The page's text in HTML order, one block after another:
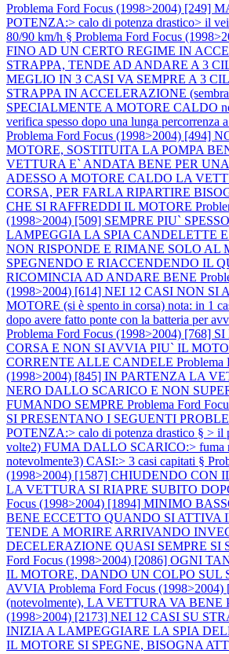
Problema Ford Focus (1998>2004) [249]
POTENZA:> calo di potenza drastico> il
80/90 km/h § Problema Ford Focus
FINO AD UN CERTO REGIME IN
STRAPPA, TENDE AD ANDARE A 3
MEGLIO IN 3 CASI VA SEMPRE A 3
STRAPPA IN ACCELERAZIONE
SPECIALMENTE A MOTORE CALDO
verifica spesso dopo una lunga percorrenza
Problema Ford Focus (1998>2004) [494]
MOTORE, SOSTITUITA LA POMPA
VETTURA E` ANDATA BENE PER
ADESSO A MOTORE CALDO LA
CORSA, PER FARLA RIPARTIRE
CHE SI RAFFREDDI IL MOTORE
(1998>2004) [509] SEMPRE PIU`
LAMPEGGIA LA SPIA CANDELETTE
NON RISPONDE E RIMANE SOLO AL
SPEGNENDO E RIACCENDENDO IL
RICOMINCIA AD ANDARE BENE
(1998>2004) [614] NEI 12 CASI NON SI
MOTORE (si è spento in corsa) nota: in 1
dopo avere fatto ponte con la batteria per
Problema Ford Focus (1998>2004) [768]
CORSA E NON SI AVVIA PIU` IL
CORRENTE ALLE CANDELE Problema
(1998>2004) [845] IN PARTENZA LA
NERO DALLO SCARICO E NON
FUMANDO SEMPRE Problema Ford
SI PRESENTANO I SEGUENTI
POTENZA:> calo di potenza drastico § > il
volte2) FUMA DALLO SCARICO:> fuma
notevolmente3) CASI:> 3 casi capitati §
(1998>2004) [1587] CHIUDENDO CON
LA VETTURA SI RIAPRE SUBITO
Focus (1998>2004) [1894] MINIMO
BENE ECCETTO QUANDO SI ATTIVA
TENDE A MORIRE ARRIVANDO
DECELERAZIONE QUASI SEMPRE SI
Ford Focus (1998>2004) [2086] OGNI
IL MOTORE, DANDO UN COLPO SUL
AVVIA Problema Ford Focus
(notevolmente), LA VETTURA VA BENE
(1998>2004) [2173] NEI 12 CASI SU
INIZIA A LAMPEGGIARE LA SPIA
IL MOTORE SI SPEGNE, BISOGNA